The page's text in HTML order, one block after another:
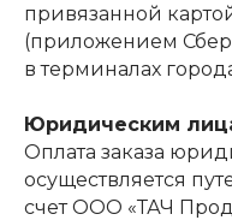
привязанной
(приложением
в терминалах
Юридическим
Оплата заказа
осуществляется
счет ООО «ТАЧ